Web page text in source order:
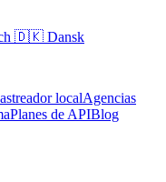
🇩🇰 Dansk
localAgencias
Planes de APIBlog